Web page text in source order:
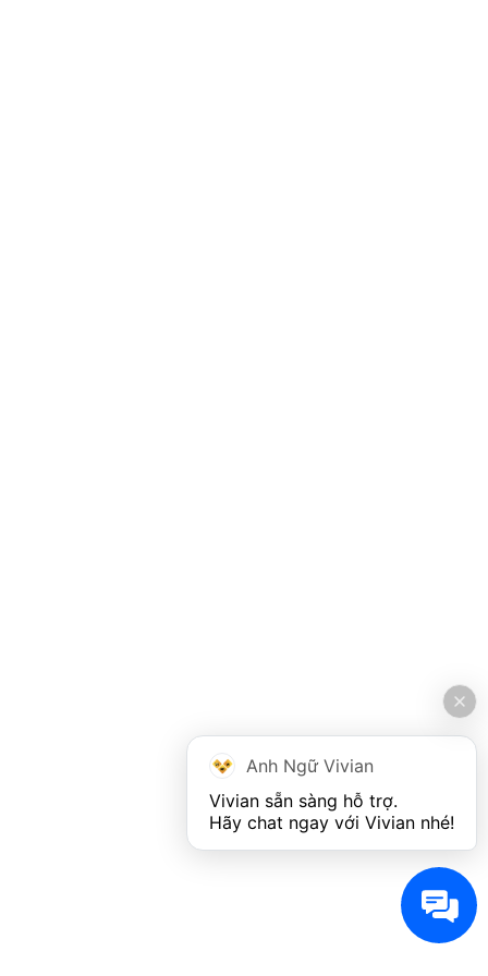
Anh Ngữ Vivian
Vivian sẵn sàng hỗ trợ.
Hãy chat ngay với Vivian nhé!